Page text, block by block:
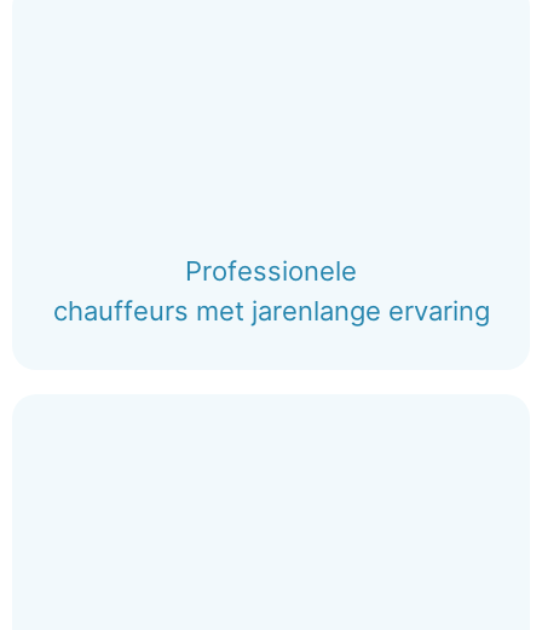
Professionele
chauffeurs met jarenlange ervaring